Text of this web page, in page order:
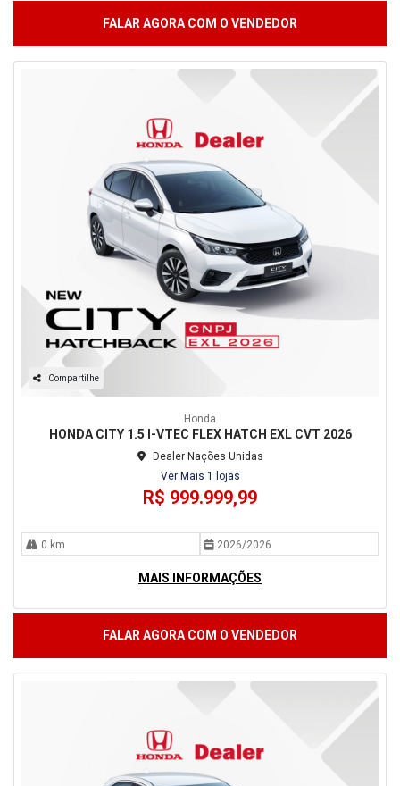
FALAR AGORA COM O VENDEDOR
Compartilhe
Honda
HONDA CITY 1.5 I-VTEC FLEX HATCH EXL CVT 2026
Dealer Nações Unidas
Ver Mais 1 lojas
R$ 999.999,99
0 km 2026/2026
MAIS INFORMAÇÕES
FALAR AGORA COM O VENDEDOR